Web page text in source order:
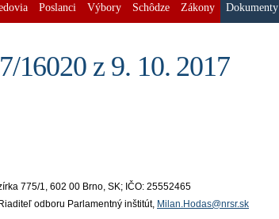
Poslanci Výbory Schôdze Zákony Dokumenty
16020 z 9. 10. 2017
775/1, 602 00 Brno, SK; IČO: 25552465
odboru Parlamentný inštitút, Milan.Hodas@nrsr.sk